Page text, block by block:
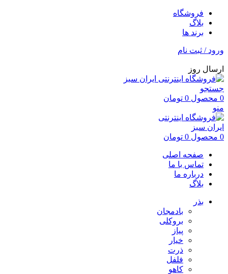
فروشگاه
بلاگ
برند ها
ورود / ثبت نام
ارسال روز
جستجو
0 محصول 0 تومان
منو
0 محصول 0 تومان
صفحه اصلی
تماس با ما
درباره ما
بلاگ
بذر
بادمجان
بروکلی
پیاز
خیار
ذرت
فلفل
کاهو